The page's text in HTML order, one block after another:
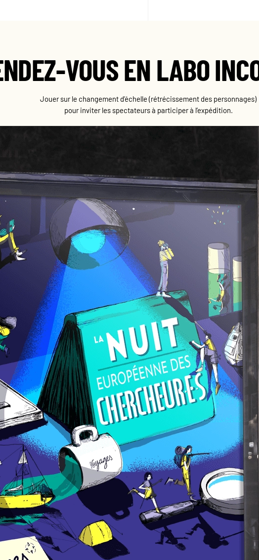
VOUS EN LABO
Jouer sur le changement d’échelle (rétrécissement des personnages)
pour inviter les spectateurs à participer à l’expédition.